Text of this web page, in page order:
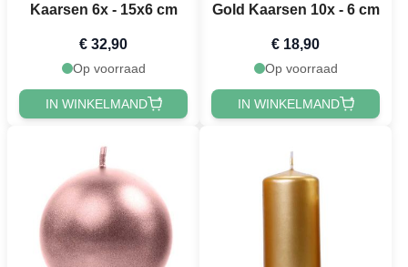
Kaarsen 6x - 15x6 cm
€ 32,90
Op voorraad
IN WINKELMAND
Gold Kaarsen 10x - 6 cm
€ 18,90
Op voorraad
IN WINKELMAND